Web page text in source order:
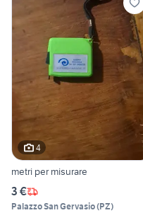
4
metri per misurare
3 €
Palazzo San Gervasio(PZ)